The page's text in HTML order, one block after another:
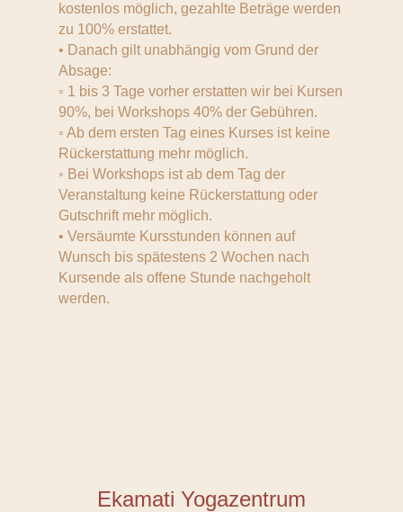
kostenlos möglich, gezahlte Beträge werden
zu 100% erstattet.
• Danach gilt unabhängig vom Grund der
Absage:
◦ 1 bis 3 Tage vorher erstatten wir bei Kursen
90%, bei Workshops 40% der Gebühren.
◦ Ab dem ersten Tag eines Kurses ist keine
Rückerstattung mehr möglich.
◦ Bei Workshops ist ab dem Tag der
Veranstaltung keine Rückerstattung oder
Gutschrift mehr möglich.
• Versäumte Kursstunden können auf
Wunsch bis spätestens 2 Wochen nach
Kursende als offene Stunde nachgeholt
werden.
Ekamati Yogazentrum